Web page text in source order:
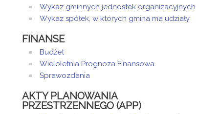
Wykaz gminnych jednostek organizacyjnych
Wykaz spółek, w których gmina ma udziały
FINANSE
Budżet
Wieloletnia Prognoza Finansowa
Sprawozdania
AKTY PLANOWANIA
PRZESTRZENNEGO (APP)